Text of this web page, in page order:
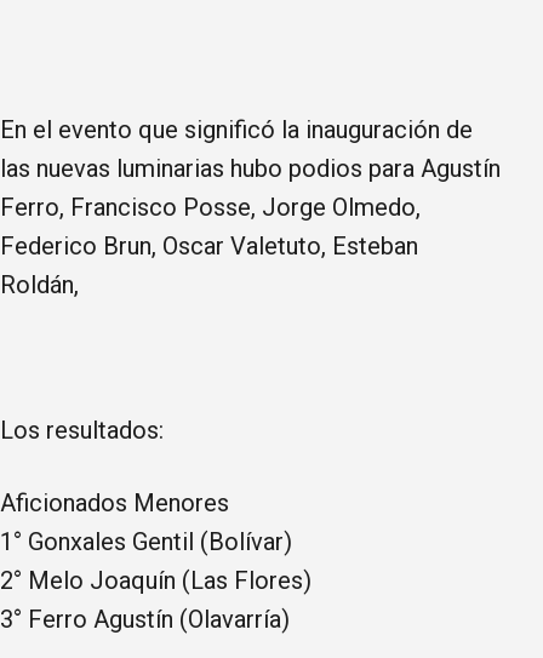
En el evento que significó la inauguración de
las nuevas luminarias hubo podios para Agustín
Ferro, Francisco Posse, Jorge Olmedo,
Federico Brun, Oscar Valetuto, Esteban
Roldán,
Los resultados:
Aficionados Menores
1° Gonxales Gentil (Bolívar)
2° Melo Joaquín (Las Flores)
3° Ferro Agustín (Olavarría)